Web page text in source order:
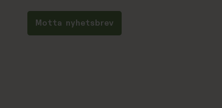
Motta nyhetsbrev